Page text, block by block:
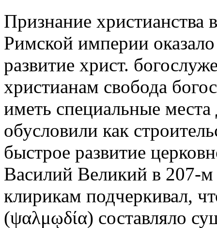
Признание христианства
Римской империи
развитие христ.
христианам свобода
иметь специальные
обусловили как
быстрое развитие
Василий Великий в 207-
клирикам подчеркивал,
(ψαλμῳδία) составляло